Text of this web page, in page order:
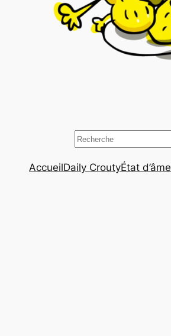
Rechercher
AccueilDaily CroutyÉtat d’âme